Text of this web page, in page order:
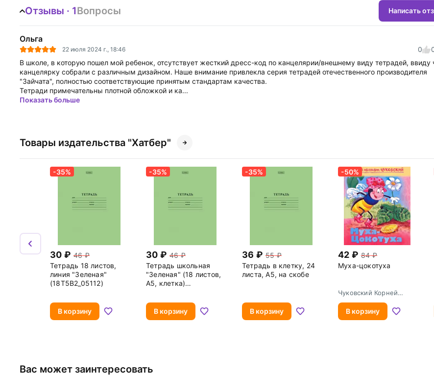
Отзывы · 1Вопросы Написать
Ольга
22 июля 2024 г., 18:46 0
В школе, в которую пошел мой ребенок, отсутствует жесткий дресс-код по канцелярии/внешнему виду тетрадей, ввиду
канцелярку собрали с различным дизайном. Наше внимание привлекла серия тетрадей отечественного производителя
"Зайчата", полностью соответствующие принятым стандартам качества.
Тетради примечательны плотной обложкой и ка...
Показать больше
Товары издательства "Хатбер"
-35%
30
46
Тетрадь 18 листов,
линия "Зеленая"
(18Т5B2_05112)
В корзину
-35%
30
46
Тетрадь школьная
"Зеленая" (18 листов,
А5, клетка)
В корзину
-35%
36
55
Тетрадь в клетку, 24
листа, А5, на скобе
В корзину
-50%
42
84
Муха-цокотуха
Чуковский Корней
В корзину
Вас может заинтересовать